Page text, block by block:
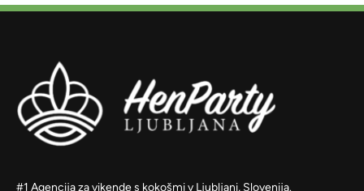
#1 Agencija za vikende s kokošmi v Ljubljani, Slovenija.